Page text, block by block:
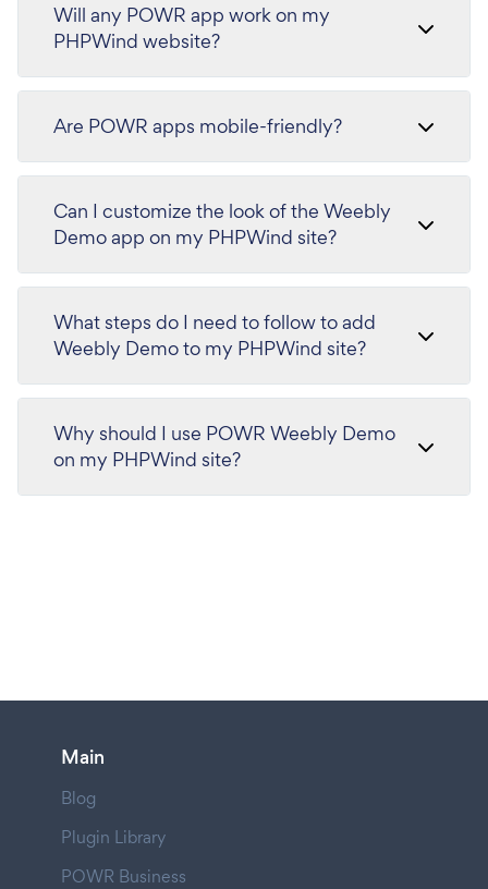
Will any POWR app work on my
PHPWind website?
Are POWR apps mobile-friendly?
Can I customize the look of the Weebly
Demo app on my PHPWind site?
What steps do I need to follow to add
Weebly Demo to my PHPWind site?
Why should I use POWR Weebly Demo
on my PHPWind site?
Main
Blog
Plugin Library
POWR Business